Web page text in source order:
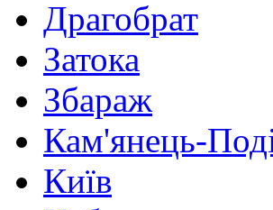
Драгобрат
Затока
Збараж
Кам'янець-
Київ